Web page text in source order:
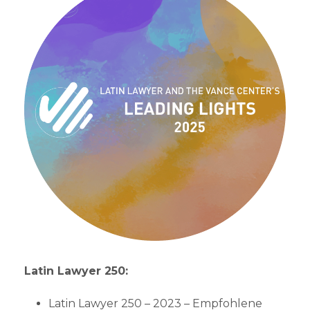
Latin Lawyer 250:
Latin Lawyer 250 – 2023 – Empfohlene